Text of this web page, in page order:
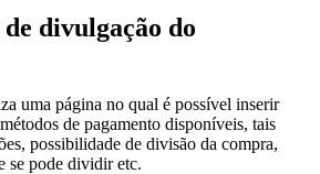
divulgação do
uma página no qual é possível inserir
de pagamento disponíveis, tais
possibilidade de divisão da compra,
se pode dividir etc.